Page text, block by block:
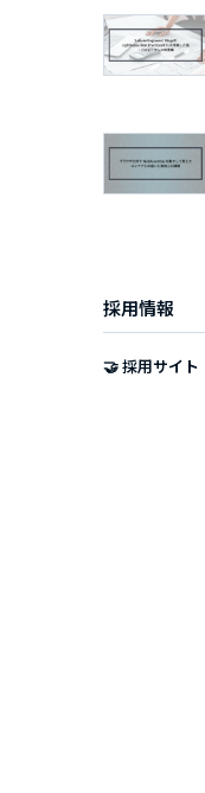
採用情報
🤝 採用サイト